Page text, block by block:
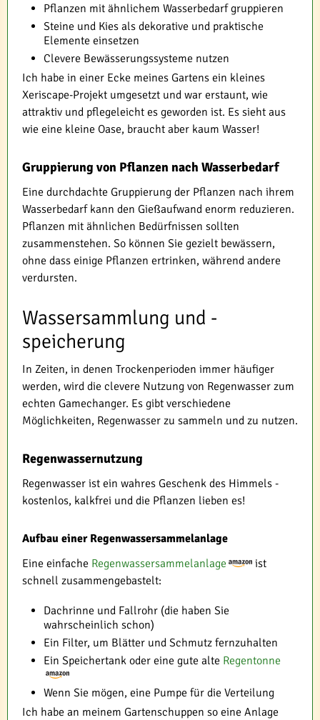
Pflanzen mit ähnlichem Wasserbedarf gruppieren
Steine und Kies als dekorative und praktische
Elemente einsetzen
Clevere Bewässerungssysteme nutzen
Ich habe in einer Ecke meines Gartens ein kleines
Xeriscape-Projekt umgesetzt und war erstaunt, wie
attraktiv und pflegeleicht es geworden ist. Es sieht aus
wie eine kleine Oase, braucht aber kaum Wasser!
Gruppierung von Pflanzen nach Wasserbedarf
Eine durchdachte Gruppierung der Pflanzen nach ihrem
Wasserbedarf kann den Gießaufwand enorm reduzieren.
Pflanzen mit ähnlichen Bedürfnissen sollten
zusammenstehen. So können Sie gezielt bewässern,
ohne dass einige Pflanzen ertrinken, während andere
verdursten.
Wassersammlung und -
speicherung
In Zeiten, in denen Trockenperioden immer häufiger
werden, wird die clevere Nutzung von Regenwasser zum
echten Gamechanger. Es gibt verschiedene
Möglichkeiten, Regenwasser zu sammeln und zu nutzen.
Regenwassernutzung
Regenwasser ist ein wahres Geschenk des Himmels -
kostenlos, kalkfrei und die Pflanzen lieben es!
Aufbau einer Regenwassersammelanlage
Eine einfache Regenwassersammelanlage
ist
schnell zusammengebastelt:
Dachrinne und Fallrohr (die haben Sie
wahrscheinlich schon)
Ein Filter, um Blätter und Schmutz fernzuhalten
Ein Speichertank oder eine gute alte Regentonne
Wenn Sie mögen, eine Pumpe für die Verteilung
Ich habe an meinem Gartenschuppen so eine Anlage